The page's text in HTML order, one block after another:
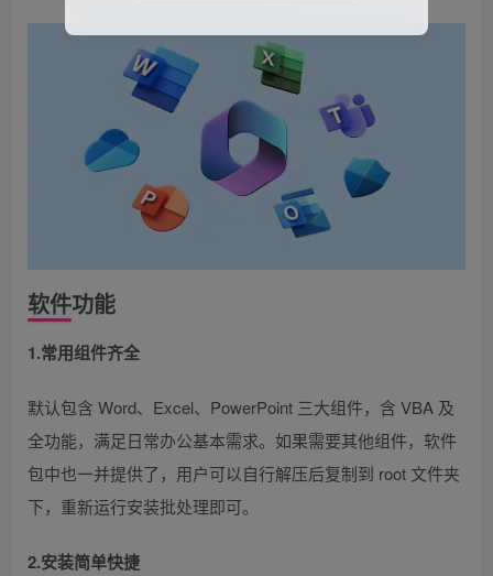
软件功能
1.常用组件齐全
默认包含 Word、Excel、PowerPoint 三大组件，含 VBA 及
全功能，满足日常办公基本需求。如果需要其他组件，软件
包中也一并提供了，用户可以自行解压后复制到 root 文件夹
下，重新运行安装批处理即可。
2.安装简单快捷